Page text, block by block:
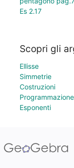
Es 2.17
Scopri gli
Ellisse
Simmetrie
Costruzioni
Esponenti